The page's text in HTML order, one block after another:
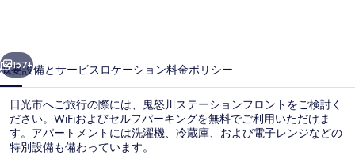
ョ
ン
フ
ロ
次へ
157+
概要設備とサービス ロケーション料金ポリシー
日光市へご旅行の際には、鬼怒川ステーションフロントをご検討く
ださい。WiFiおよびセルフパーキングを無料でご利用いただけま
す。アパートメントには洗濯機、冷蔵庫、および電子レンジなどの
特別設備も備わっています。